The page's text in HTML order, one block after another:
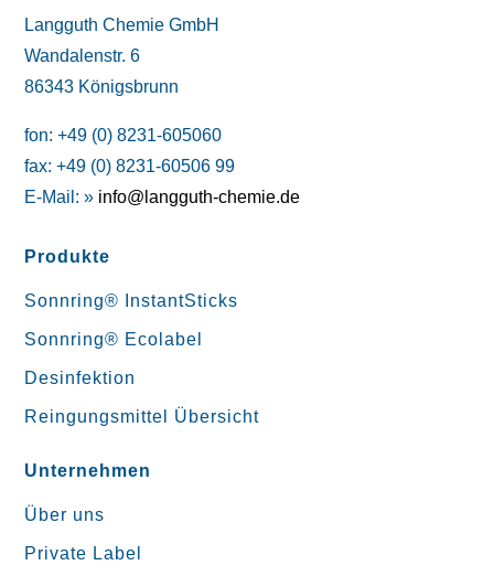
Langguth Chemie GmbH
Wandalenstr. 6
86343 Königsbrunn
fon: +49 (0) 8231-605060
fax: +49 (0) 8231-60506 99
E-Mail: » info@langguth-chemie.de
Produkte
Sonnring® InstantSticks
Sonnring® Ecolabel
Desinfektion
Reingungsmittel Übersicht
Unternehmen
Über uns
Private Label